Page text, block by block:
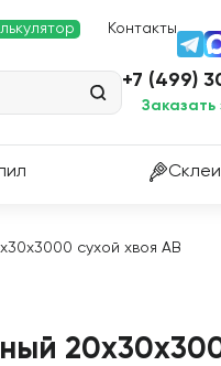
Контакты
+7 (499)
Заказать
сухой хвоя АВ